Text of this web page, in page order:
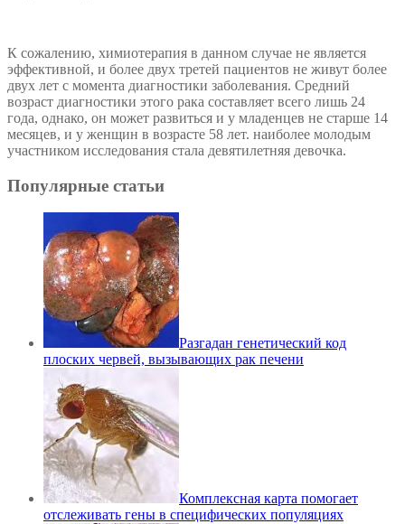
К сожалению, химиотерапия в данном случае не является
эффективной, и более двух третей пациентов не живут более
двух лет с момента диагностики заболевания. Средний
возраст диагностики этого рака составляет всего лишь 24
года, однако, он может развиться и у младенцев не старше 14
месяцев, и у женщин в возрасте 58 лет. наиболее молодым
участником исследования стала девятилетняя девочка.
Популярные статьи
Разгадан генетический код
плоских червей, вызывающих рак печени
Комплексная карта помогает
отслеживать гены в специфических популяциях